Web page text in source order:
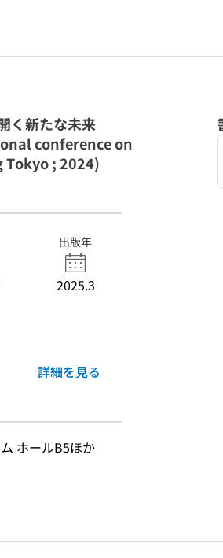
く新たな未来
conference on
; 2024)
出版年
2025.3
詳細を見る
ホールB5ほか